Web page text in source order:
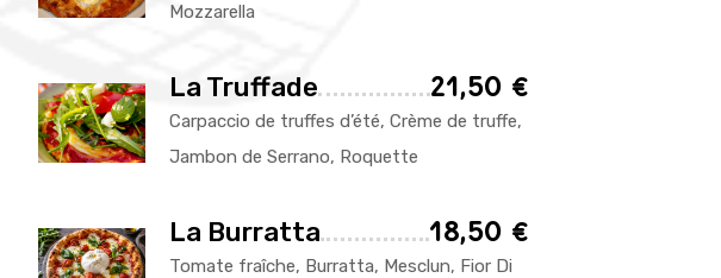
Mozzarella
La Truffade 21,50 €
Carpaccio de truffes d’été, Crème de truffe,
Jambon de Serrano, Roquette
La Burratta 18,50 €
Tomate fraîche, Burratta, Mesclun, Fior Di